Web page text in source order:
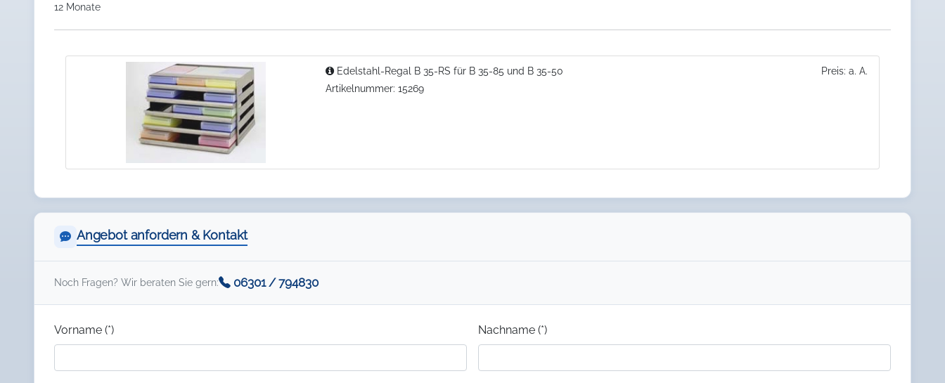
12 Monate
Edelstahl-Regal B 35-RS für B 35-85 und B 35-50
Artikelnummer: 15269
Preis: a. A.
Angebot anfordern & Kontakt
Noch Fragen? Wir beraten Sie gern: 06301 / 794830
Vorname (*) Nachname (*)